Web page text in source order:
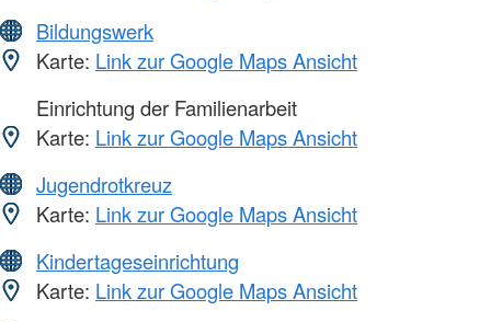
Bildungswerk
Karte: Link zur Google Maps Ansicht
Einrichtung der Familienarbeit
Karte: Link zur Google Maps Ansicht
Jugendrotkreuz
Karte: Link zur Google Maps Ansicht
Kindertageseinrichtung
Karte: Link zur Google Maps Ansicht